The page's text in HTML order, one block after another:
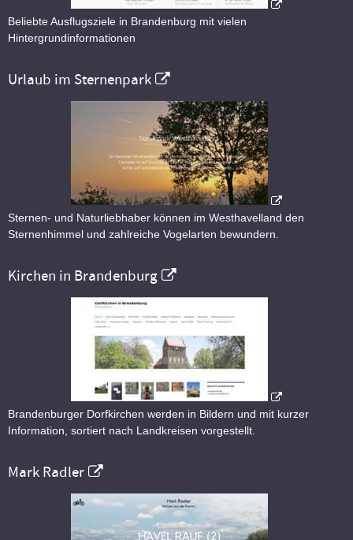
Beliebte Ausflugsziele in Brandenburg mit vielen
Hintergrundinformationen
Urlaub im Sternenpark
Sternen- und Naturliebhaber können im Westhavelland den
Sternenhimmel und zahlreiche Vogelarten bewundern.
Kirchen in Brandenburg
Brandenburger Dorfkirchen werden in Bildern und mit kurzer
Information, sortiert nach Landkreisen vorgestellt.
Mark Radler